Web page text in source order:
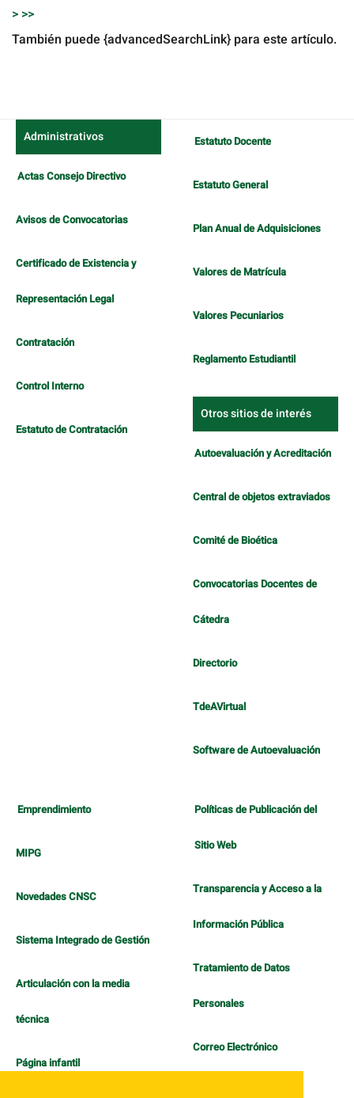
> >>
También puede {advancedSearchLink} para este artículo.
Administrativos
Actas Consejo Directivo
Avisos de Convocatorias
Certificado de Existencia y
Representación Legal
Contratación
Control Interno
Estatuto de Contratación
Estatuto Docente
Estatuto General
Plan Anual de Adquisiciones
Valores de Matrícula
Valores Pecuniarios
Reglamento Estudiantil
Otros sitios de interés
Autoevaluación y Acreditación
Central de objetos extraviados
Comité de Bioética
Convocatorias Docentes de
Cátedra
Directorio
TdeAVirtual
Software de Autoevaluación
Emprendimiento
MIPG
Novedades CNSC
Sistema Integrado de Gestión
Articulación con la media
técnica
Página infantil
Políticas de Publicación del
Sitio Web
Transparencia y Acceso a la
Información Pública
Tratamiento de Datos
Personales
Correo Electrónico